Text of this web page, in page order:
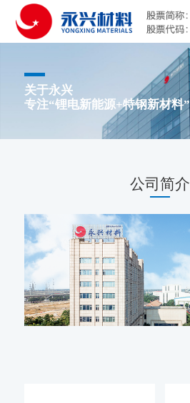
关于永兴
专注“锂电新能源+特钢新材料”
公司简介